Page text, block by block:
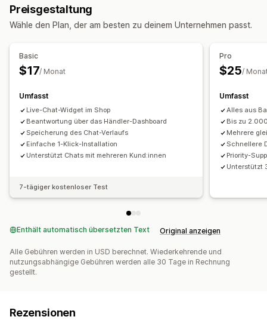
Automatisierte Antworten
Preisgestaltung
Wähle den Plan, der am besten zu deinem Unternehmen passt.
Basic
$17/ Monat
Umfasst
Live-Chat-Widget im Shop
Beantwortung über das Händler-Dashboard
Speicherung des Chat-Verlaufs
Einfache 1-Klick-Installation
Unterstützt Chats mit mehreren Kund:innen
7-tägiger kostenloser Test
Pro
$25/
Umfasst
Alles aus
Bis zu
Mehrere
Schnellere
Priority-
Unterstützt
Enthält automatisch übersetzten Text Original anzeigen
Alle Gebühren werden in USD berechnet. Wiederkehrende und
nutzungsabhängige Gebühren werden alle 30 Tage in Rechnung
gestellt.
Rezensionen